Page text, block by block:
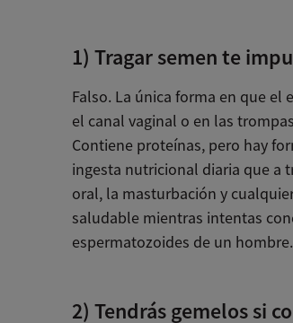
1) Tragar semen te
Falso. La única forma en que el
el canal vaginal o en las
Contiene proteínas, pero hay
ingesta nutricional diaria que a
oral, la masturbación y
saludable mientras intentas
espermatozoides de un
2) Tendrás gemelos si